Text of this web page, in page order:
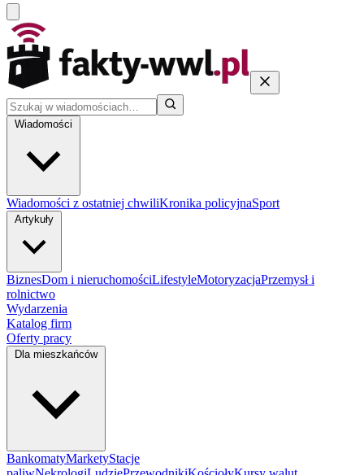
Wiadomości
Wiadomości z ostatniej chwiliKronika policyjnaSport
Artykuły
BiznesDom i nieruchomościLifestyleMotoryzacjaPrzemysł i
rolnictwo
Wydarzenia
Katalog firm
Oferty pracy
Dla mieszkańców
BankomatyMarketyStacje